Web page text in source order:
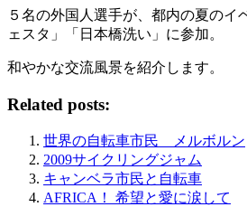
５名の外国人選手が、都内の夏のイ
ェスタ」「日本橋洗い」に参加。
和やかな交流風景を紹介します。
Related posts:
世界の自転車市民 メルボルン
2009サイクリングジャム
キャンベラ市民と自転車
AFRICA！ 希望と愛に涙して